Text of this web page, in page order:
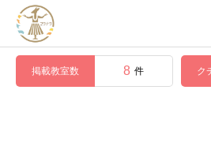
掲載教室数 8 件 ク